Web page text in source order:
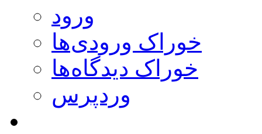
ورود
خوراک ورودی‌ها
خوراک دیدگاه‌ها
وردپرس